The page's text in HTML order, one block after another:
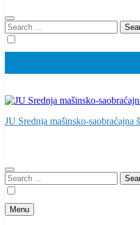
Search
for:
JU Srednja mašinsko-saobraćajna
Search
for:
Menu